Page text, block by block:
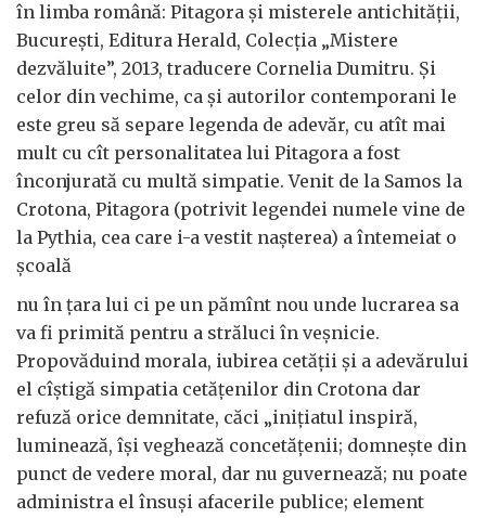
în limba română: Pitagora şi misterele antichităţii,
Bucureşti, Editura Herald, Colecţia „Mistere
dezvăluite”, 2013, traducere Cornelia Dumitru. Şi
celor din vechime, ca şi autorilor contemporani le
este greu să separe legenda de adevăr, cu atît mai
mult cu cît personalitatea lui Pitagora a fost
înconjurată cu multă simpatie. Venit de la Samos la
Crotona, Pitagora (potrivit legendei numele vine de
la Pythia, cea care i-a vestit naşterea) a întemeiat o
şcoală
nu în ţara lui ci pe un pămînt nou unde lucrarea sa
va fi primită pentru a străluci în veşnicie.
Propovăduind morala, iubirea cetăţii şi a adevărului
el cîştigă simpatia cetăţenilor din Crotona dar
refuză orice demnitate, căci „iniţiatul inspiră,
luminează, îşi veghează concetăţenii; domneşte din
punct de vedere moral, dar nu guvernează; nu poate
administra el însuşi afacerile publice; element